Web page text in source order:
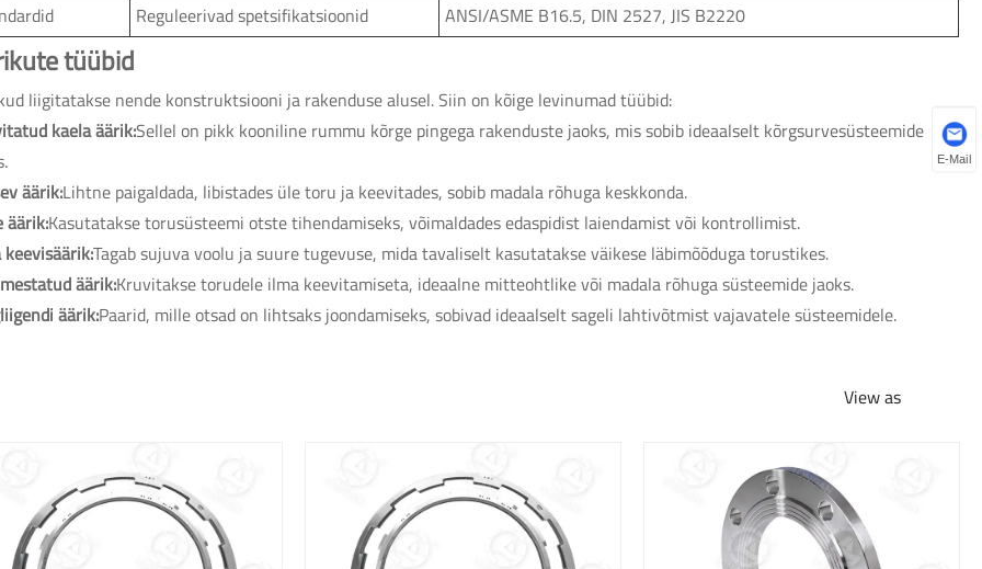
Reguleerivad spetsifikatsioonid ANSI/ASME B16.5, DIN 2527, JIS B2220
tüübid
liigitatakse nende konstruktsiooni ja rakenduse alusel. Siin on kõige levinumad tüübid:
kaela äärik:Sellel on pikk kooniline rummu kõrge pingega rakenduste jaoks, mis sobib ideaalselt kõrgsurvesüsteemide
äärik:Lihtne paigaldada, libistades üle toru ja keevitades, sobib madala rõhuga keskkonda.
äärik:Kasutatakse torusüsteemi otste tihendamiseks, võimaldades edaspidist laiendamist või kontrollimist.
keevisäärik:Tagab sujuva voolu ja suure tugevuse, mida tavaliselt kasutatakse väikese läbimõõduga torustikes.
äärik:Kruvitakse torudele ilma keevitamiseta, ideaalne mitteohtlike või madala rõhuga süsteemide jaoks.
äärik:Paarid, mille otsad on lihtsaks joondamiseks, sobivad ideaalselt sageli lahtivõtmist vajavatele süsteemidele.
View as
E-Mail